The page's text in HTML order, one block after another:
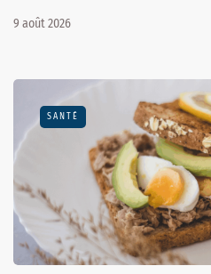
9 août 2026
SANTÉ